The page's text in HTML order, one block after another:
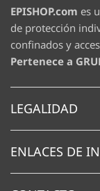
EPISHOP.com es
de protección
confinados y
Pertenece a
LEGALIDAD
ENLACES DE